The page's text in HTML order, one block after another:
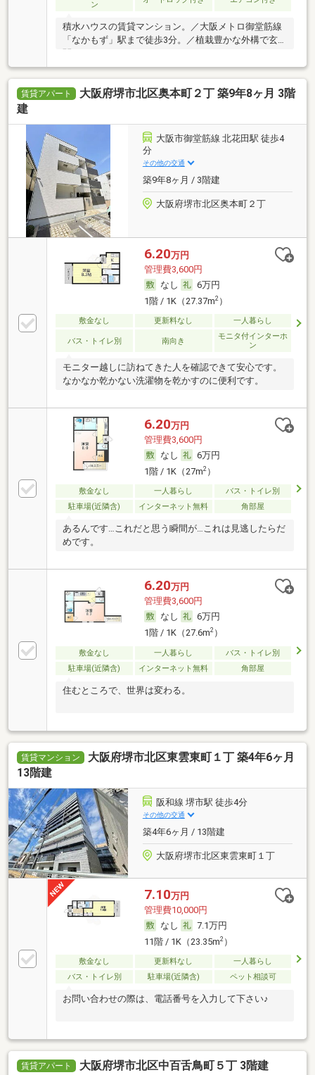
ン
積水ハウスの賃貸マンション。／大阪メトロ御堂筋線
「なかもず」駅まで徒歩3分。／植栽豊かな外構で玄
賃貸アパート
大阪府堺市北区奥本町２丁 築9年8ヶ月 3階
建
大阪市御堂筋線 北花田駅 徒歩4
分
その他の交通
築9年8ヶ月 / 3階建
大阪府堺市北区奥本町２丁
6.20万円
管理費3,600円
なし
6万円
1階 / 1K（27.37m2）
敷金なし 更新料なし 一人暮らし
バス・トイレ別 南向き
モニタ付インターホ
ン
モニター越しに訪ねてきた人を確認できて安心です。
なかなか乾かない洗濯物を乾かすのに便利です。
6.20万円
管理費3,600円
なし
6万円
1階 / 1K（27m2）
敷金なし 一人暮らし
バス・トイレ別
駐車場(近隣含)
インターネット無料 角部屋
あるんです…これだと思う瞬間が…これは見逃したらだ
めです。
6.20万円
管理費3,600円
なし
6万円
1階 / 1K（27.6m2）
敷金なし 一人暮らし
バス・トイレ別
駐車場(近隣含)
インターネット無料 角部屋
住むところで、世界は変わる。
賃貸マンション
大阪府堺市北区東雲東町１丁 築4年6ヶ月
13階建
阪和線 堺市駅 徒歩4分
その他の交通
築4年6ヶ月 / 13階建
大阪府堺市北区東雲東町１丁
7.10万円
管理費10,000円
なし
7.1万円
11階 / 1K（23.35m2）
敷金なし 更新料なし
一人暮らし
バス・トイレ別
駐車場(近隣含) ペット相談可
お問い合わせの際は、電話番号を入力して下さい♪
賃貸アパート 大阪府堺市北区中百舌鳥町５丁 3階建